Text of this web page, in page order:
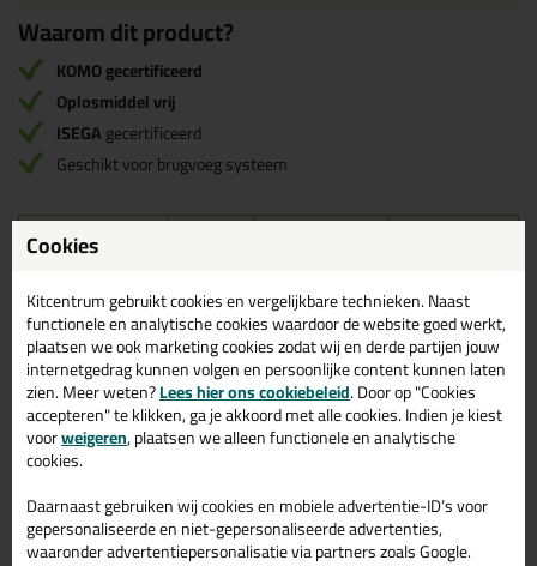
Waarom dit product?
KOMO gecertificeerd
Oplosmiddel vrij
ISEGAgecertificeerd
Geschikt voor brugvoeg systeem
Omschrijving
MSP-Allround 290ml in
Zwart
Bestel de MSP-Allround 290ml in Zwart vandaag nog! Vandaag
besteld = morgen in huis.
Wil je meer weten over de toepassing en kenmerken van dit
product?
Cookies
Kitcentrum gebruikt cookies en vergelijkbare technieken. Naast
functionele en analytische cookies waardoor de website goed werkt,
plaatsen we ook marketing cookies zodat wij en derde partijen jouw
internetgedrag kunnen volgen en persoonlijke content kunnen laten
zien. Meer weten?Lees hier ons cookiebeleid. Door op "Cookies
accepteren" te klikken, ga je akkoord met alle cookies. Indien je kiest
voorweigeren, plaatsen we alleen functionele en analytische
cookies.
Daarnaast gebruiken wij cookies en mobiele advertentie-ID’s voor
gepersonaliseerde en niet-gepersonaliseerde advertenties,
waaronder advertentiepersonalisatie via partners zoals Google.